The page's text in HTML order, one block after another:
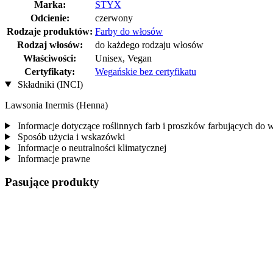
Marka:
STYX
Odcienie:
czerwony
Rodzaje produktów: Farby do włosów
Rodzaj włosów:
do każdego rodzaju włosów
Właściwości:
Unisex, Vegan
Certyfikaty:
Wegańskie bez certyfikatu
Składniki (INCI)
Lawsonia Inermis (Henna)
Informacje dotyczące roślinnych farb i proszków farbujących do
Sposób użycia i wskazówki
Informacje o neutralności klimatycznej
Informacje prawne
Pasujące produkty